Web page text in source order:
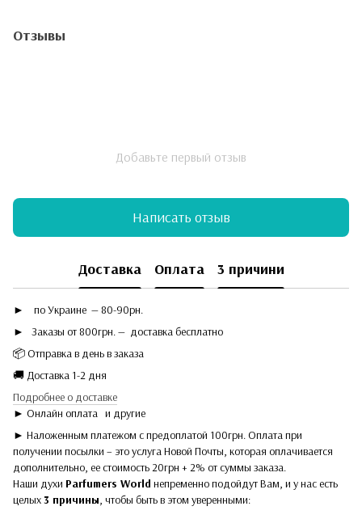
Отзывы
Добавьте первый отзыв
Написать отзыв
Доставка Оплата 3 причини
►
по Украине — 80-90рн.
► Заказы от 800грн. — доставка бесплатно
📦 Отправка в день в заказа
🚚 Доставка 1-2 дня
Подробнее о доставке
► Онлайн оплата и другие
► Наложенным платежом с предоплатой 100грн. Оплата при
получении посылки – это услуга Новой Почты, которая оплачивается
дополнительно, ее стоимость 20грн + 2% от суммы заказа.
Наши духи Parfumers World непременно подойдут Вам, и у нас есть
целых3 причины , чтобы быть в этом уверенными: